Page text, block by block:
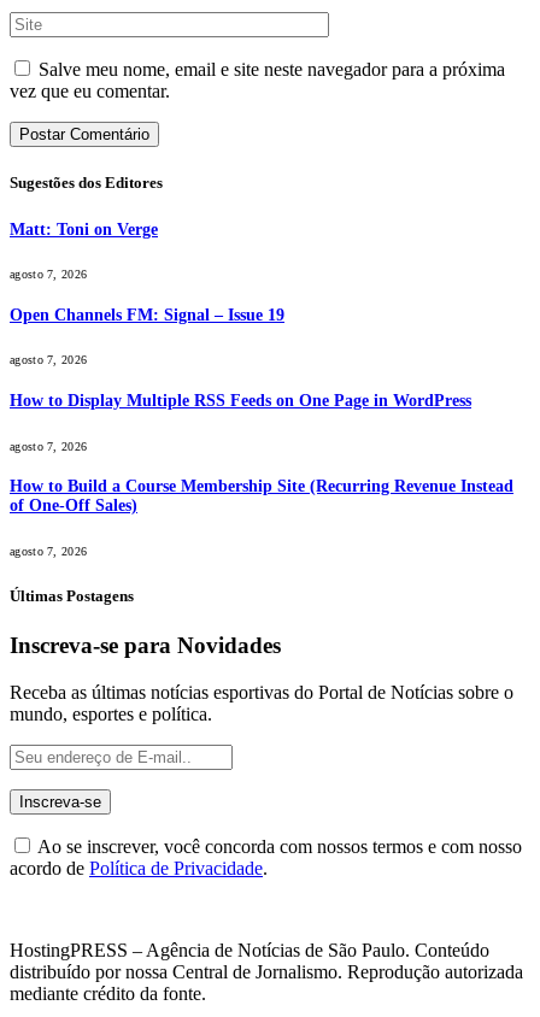
Salve meu nome, email e site neste navegador para a próxima
vez que eu comentar.
Sugestões dos Editores
Matt: Toni on Verge
agosto 7, 2026
Open Channels FM: Signal – Issue 19
agosto 7, 2026
How to Display Multiple RSS Feeds on One Page in WordPress
agosto 7, 2026
How to Build a Course Membership Site (Recurring Revenue Instead
of One-Off Sales)
agosto 7, 2026
Últimas Postagens
Inscreva-se para Novidades
Receba as últimas notícias esportivas do Portal de Notícias sobre o
mundo, esportes e política.
Ao se inscrever, você concorda com nossos termos e com nosso
acordo de Política de Privacidade.
HostingPRESS – Agência de Notícias de São Paulo. Conteúdo
distribuído por nossa Central de Jornalismo. Reprodução autorizada
mediante crédito da fonte.